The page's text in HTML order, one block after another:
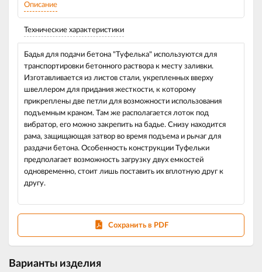
Описание
Технические характеристики
Бадья для подачи бетона "Туфелька" используются для
транспортировки бетонного раствора к месту заливки.
Изготавливается из листов стали, укрепленных вверху
швеллером для придания жесткости, к которому
прикреплены две петли для возможности использования
подъемным краном. Там же располагается лоток под
вибратор, его можно закрепить на бадье. Снизу находится
рама, защищающая затвор во время подъема и рычаг для
раздачи бетона. Особенность конструкции Туфельки
предполагает возможность загрузку двух емкостей
одновременно, стоит лишь поставить их вплотную друг к
другу.
Сохранить в PDF
Варианты изделия